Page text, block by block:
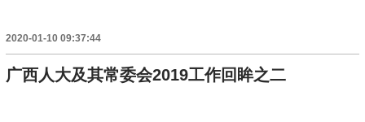
2020-01-10 09:37:44
广西人大及其常委会2019工作回眸之二